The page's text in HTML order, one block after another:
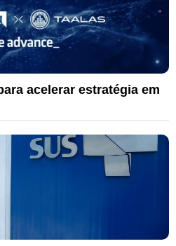
acelerar estratégia em